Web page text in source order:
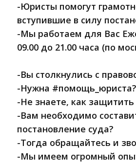
-Юристы помогут
вступившие в силу
-Мы работаем для Вас
09.00 до 21.00 часа (по
-Вы столкнулись с
-Нужна #помощь_юриста?
-Не знаете, как защитить
-Вам необходимо
постановление суда?
-Тогда обращайтесь и
-Мы имеем огромный